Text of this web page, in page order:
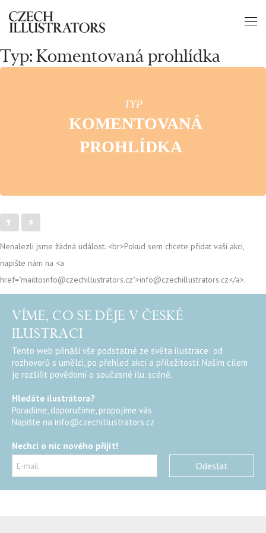
Typ: Komentovaná prohlídka
TYP
KOMENTOVANÁ
PROHLÍDKA
Nenalezli jsme žádná událost. <br>Pokud sem chcete přidat vaši akci,
napište nám na <a
href="mailto:info@czechillustrators.cz">info@czechillustrators.cz</a>.
VÍME, CO SE DĚJE V ČESKÉ
ILUSTRACI
Tento web přináší vše podstatné ze světa ilustrace: od
rozhovorů s umělci, po přehled akcí a příležitostí. Naším cílem
je rozšířit povědomí o současné ilu. scéně.
Hledáte ilustrátora?
Poradíme, doporučíme, propojíme vás.
Napište na info@czechillustrators.cz
Nechci o nic nového přijít!